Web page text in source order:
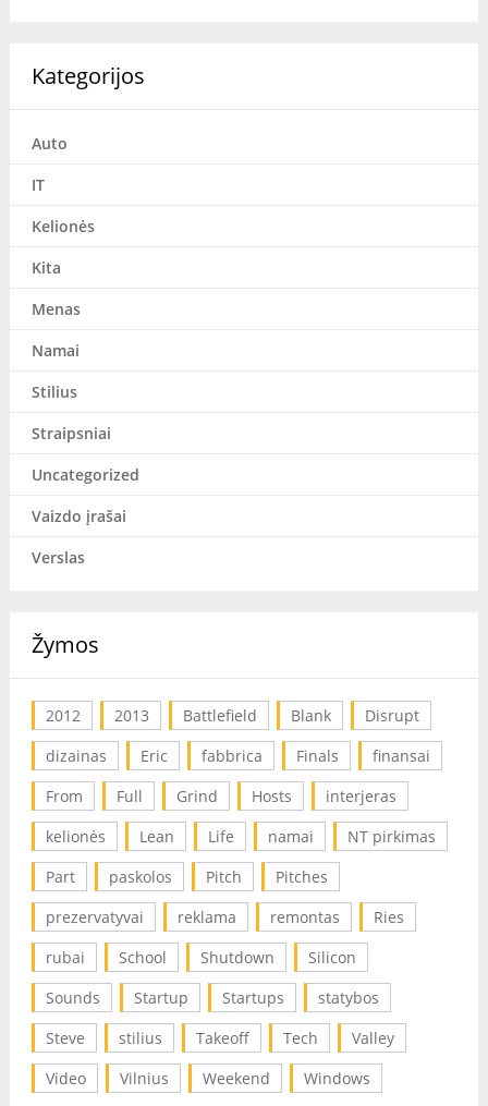
Kategorijos
Auto
IT
Kelionės
Kita
Menas
Namai
Stilius
Straipsniai
Uncategorized
Vaizdo įrašai
Verslas
Žymos
2012 2013 Battlefield Blank
Disrupt
dizainas
Eric fabbrica Finals
finansai
From
Full Grind Hosts
interjeras
kelionės
Lean Life namai
NT pirkimas
Part
paskolos Pitch
Pitches
prezervatyvai
reklama remontas
Ries
rubai
School Shutdown
Silicon
Sounds
Startup Startups
statybos
Steve
stilius Takeoff Tech
Valley
Video
Vilnius Weekend Windows